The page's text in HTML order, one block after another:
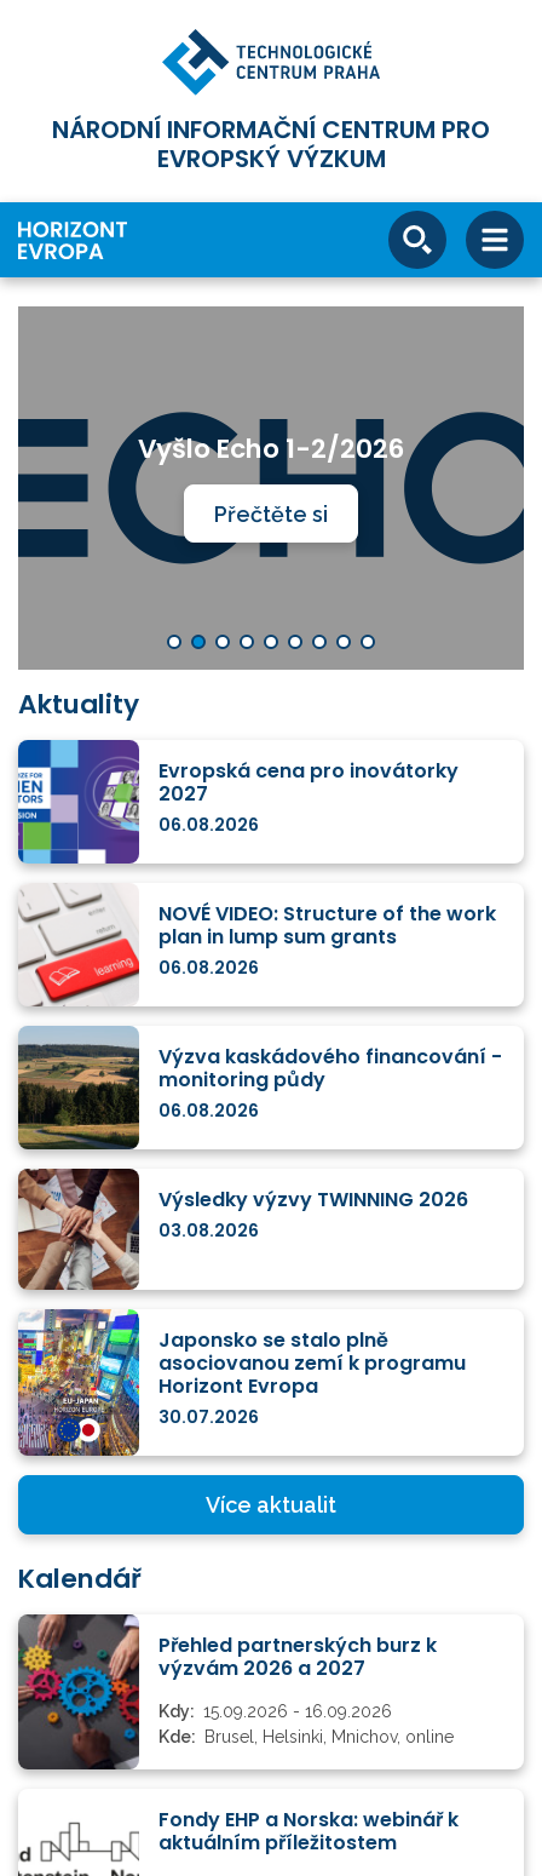
NÁRODNÍ INFORMAČNÍ CENTRUM PRO
EVROPSKÝ VÝZKUM
Vyšlo Echo 1-2/2026
Přečtěte si
Aktuality
Evropská cena pro inovátorky
2027
06.08.2026
NOVÉ VIDEO: Structure of the work
plan in lump sum grants
06.08.2026
Výzva kaskádového financování -
monitoring půdy
06.08.2026
Výsledky výzvy TWINNING 2026
03.08.2026
Japonsko se stalo plně
asociovanou zemí k programu
Horizont Evropa
30.07.2026
Více aktualit
Kalendář
Přehled partnerských burz k
výzvám 2026 a 2027
Kdy: 15.09.2026 - 16.09.2026
Kde: Brusel, Helsinki, Mnichov, online
Fondy EHP a Norska: webinář k
aktuálním příležitostem